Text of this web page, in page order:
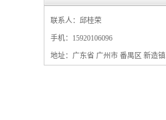
保安过滤器滤芯
联系人：邱桂荣
手机：15920106096
地址：广东省 广州市 番禺区 新造镇 新造镇石角咀街4号三楼之一